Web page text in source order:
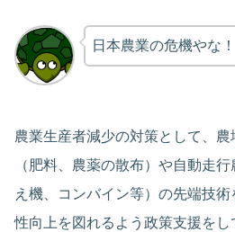
日本農業の危機やな！
農業生産者減少の対策として、
（肥料、農薬の散布）や自動走
え機、コンバイン等）の先端技
性向上を図れるよう政策支援をし